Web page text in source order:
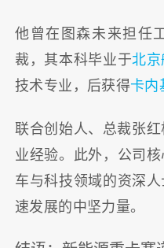
他曾在图森未来担任
裁，其本科毕业于北
技术专业，后获得卡内
联合创始人、总裁张
业经验。此外，公司
车与科技领域的资深
速发展的中坚力量。